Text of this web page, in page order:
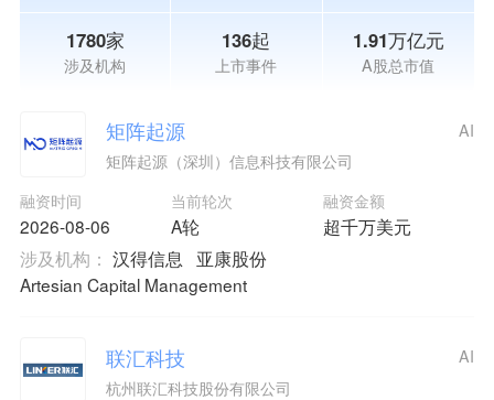
1780家
涉及机构
136起
上市事件
1.91万亿元
A股总市值
矩阵起源
矩阵起源（深圳）信息科技有限公司
融资时间
2026-08-06
当前轮次
A轮
融资金额
超千万美元
AI
涉及机构： 汉得信息
亚康股份
Artesian Capital Management
联汇科技
杭州联汇科技股份有限公司
AI